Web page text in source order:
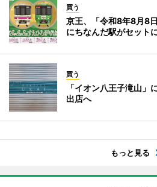
買う
京王、「令和8年8月8
にちなんだ駅がセット
買う
「イオン八王子滝山
出店へ
もっと見る